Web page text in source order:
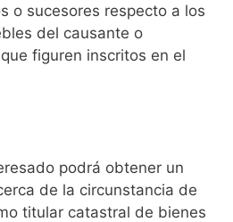
o sucesores respecto a los
del causante o
figuren inscritos en el
podrá obtener un
de la circunstancia de
titular catastral de bienes